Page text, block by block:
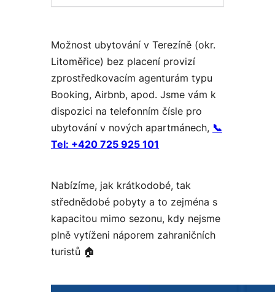
Možnost ubytování v Terezíně (okr.
Litoměřice) bez placení provizí
zprostředkovacím agenturám typu
Booking, Airbnb, apod. Jsme vám k
dispozici na telefonním čísle pro
ubytování v nových apartmánech, 📞
Tel: +420 725 925 101
Nabízíme, jak krátkodobé, tak
střednědobé pobyty a to zejména s
kapacitou mimo sezonu, kdy nejsme
plně vytíženi náporem zahraničních
turistů 🏠